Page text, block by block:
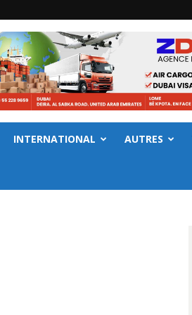
INTERNATIONAL AUTRES